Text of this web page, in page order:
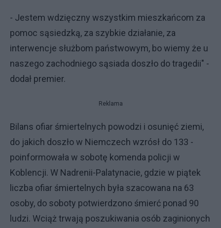
- Jestem wdzięczny wszystkim mieszkańcom za
pomoc sąsiedzką, za szybkie działanie, za
interwencje służbom państwowym, bo wiemy że u
naszego zachodniego sąsiada doszło do tragedii" -
dodał premier.
Reklama
Bilans ofiar śmiertelnych powodzi i osunięć ziemi,
do jakich doszło w Niemczech wzrósł do 133 -
poinformowała w sobotę komenda policji w
Koblencji. W Nadrenii-Palatynacie, gdzie w piątek
liczba ofiar śmiertelnych była szacowana na 63
osoby, do soboty potwierdzono śmierć ponad 90
ludzi. Wciąż trwają poszukiwania osób zaginionych